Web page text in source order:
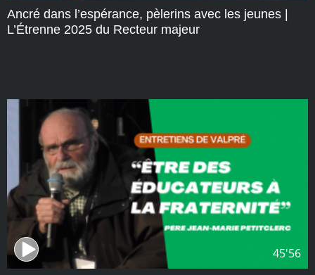
Ancré dans l’espérance, pèlerins avec les jeunes |
L’Étrenne 2025 du Recteur majeur
45'56